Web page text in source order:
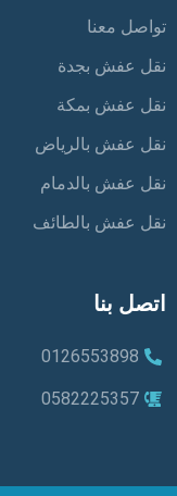
تواصل معنا
نقل عفش بجدة
نقل عفش بمكة
نقل عفش بالرياض
نقل عفش بالدمام
نقل عفش بالطائف
اتصل بنا
0126553898
0582225357